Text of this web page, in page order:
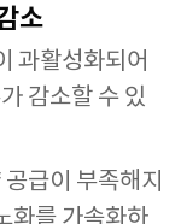
소
과활성화되어
감소할 수 있
급이 부족해지